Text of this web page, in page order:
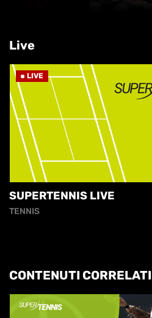
Live
LIVE
SUPERTENNIS LIVE
TENNIS
CONTENUTI CORRELATI